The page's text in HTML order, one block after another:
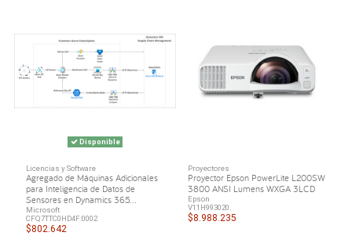
Disponible
Licencias y Software
Agregado de Máquinas Adicionales
para Inteligencia de Datos de
Sensores en Dynamics 365...
Microsoft
CFQ7TTC0HD4F:0002
$802.642
Proyectores
Proyector Epson PowerLite L200SW
3800 ANSI Lumens WXGA 3LCD
Epson
V11H993020.
$8.988.235